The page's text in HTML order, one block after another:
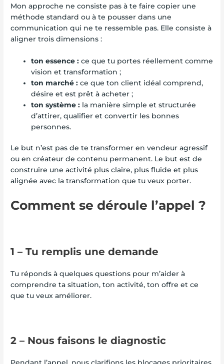
Mon approche ne consiste pas à te faire copier une
méthode standard ou à te pousser dans une
communication qui ne te ressemble pas. Elle consiste à
aligner trois dimensions :
ton essence : ce que tu portes réellement comme
vision et transformation ;
ton marché : ce que ton client idéal comprend,
désire et est prêt à acheter ;
ton système : la manière simple et structurée
d’attirer, qualifier et convertir les bonnes
personnes.
Le but n’est pas de te transformer en vendeur agressif
ou en créateur de contenu permanent. Le but est de
construire une activité plus claire, plus fluide et plus
alignée avec la transformation que tu veux porter.
Comment se déroule l’appel ?
1 – Tu remplis une demande
Tu réponds à quelques questions pour m’aider à
comprendre ta situation, ton activité, ton offre et ce
que tu veux améliorer.
2 – Nous faisons le diagnostic
Pendant l’appel, nous clarifions les blocages prioritaires